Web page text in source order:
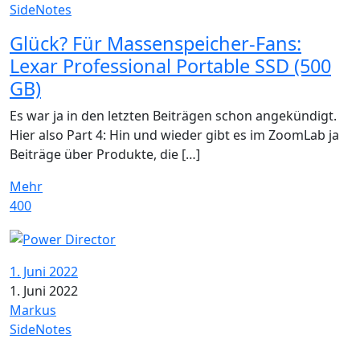
SideNotes
Glück? Für Massenspeicher-Fans:
Lexar Professional Portable SSD (500
GB)
Es war ja in den letzten Beiträgen schon angekündigt.
Hier also Part 4: Hin und wieder gibt es im ZoomLab ja
Beiträge über Produkte, die […]
Mehr
400
1. Juni 2022
1. Juni 2022
Markus
SideNotes